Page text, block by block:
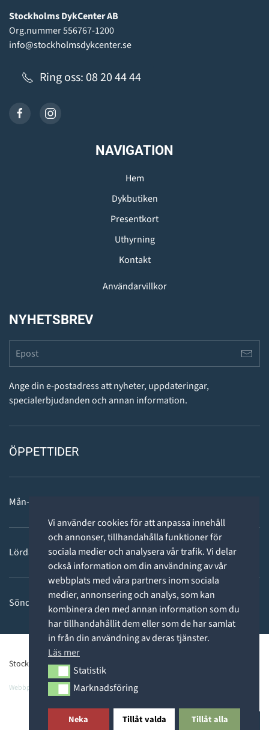
Vi använder cookies för att anpassa innehåll
och annonser, tillhandahålla funktioner för
sociala medier och analysera vår trafik. Vi delar
också information om din användning av vår
webbplats med våra partners inom sociala
medier, annonsering och analys, som kan
kombinera den med annan information som du
har tillhandahållit dem eller som de har samlat
in från din användning av deras tjänster.
Läs mer
Statistik
Statistik
Marknadsföring
Marknadsföring
Neka Tillåt valda Tillåt alla
Stockholms DykCenter AB
Org.nummer 556767-1200
info@stockholmsdykcenter.se
Ring oss: 08 20 44 44
NAVIGATION
Hem
Dykbutiken
Presentkort
Uthyrning
Kontakt
Användarvillkor
NYHETSBREV
Ange din e-postadress att nyheter, uppdateringar,
specialerbjudanden och annan information.
ÖPPETTIDER
Mån-fre: 11 - 18
Lördag: 11-15
Söndag: STÄNGT
Stockholms Dykcenter ©2026 -
Webbpartner Webbproffs.se